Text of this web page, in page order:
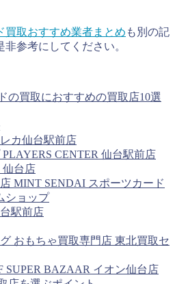
買取おすすめ業者まとめ も別の記
参考にしてください。
の買取におすすめの買取店10選
カ仙台駅前店
CENTER 仙台駅前店
仙台店
MINT SENDAI スポーツカード
ショップ
駅前店
おもちゃ買取専門店 東北買取セ
SUPER BAZAAR イオン仙台店